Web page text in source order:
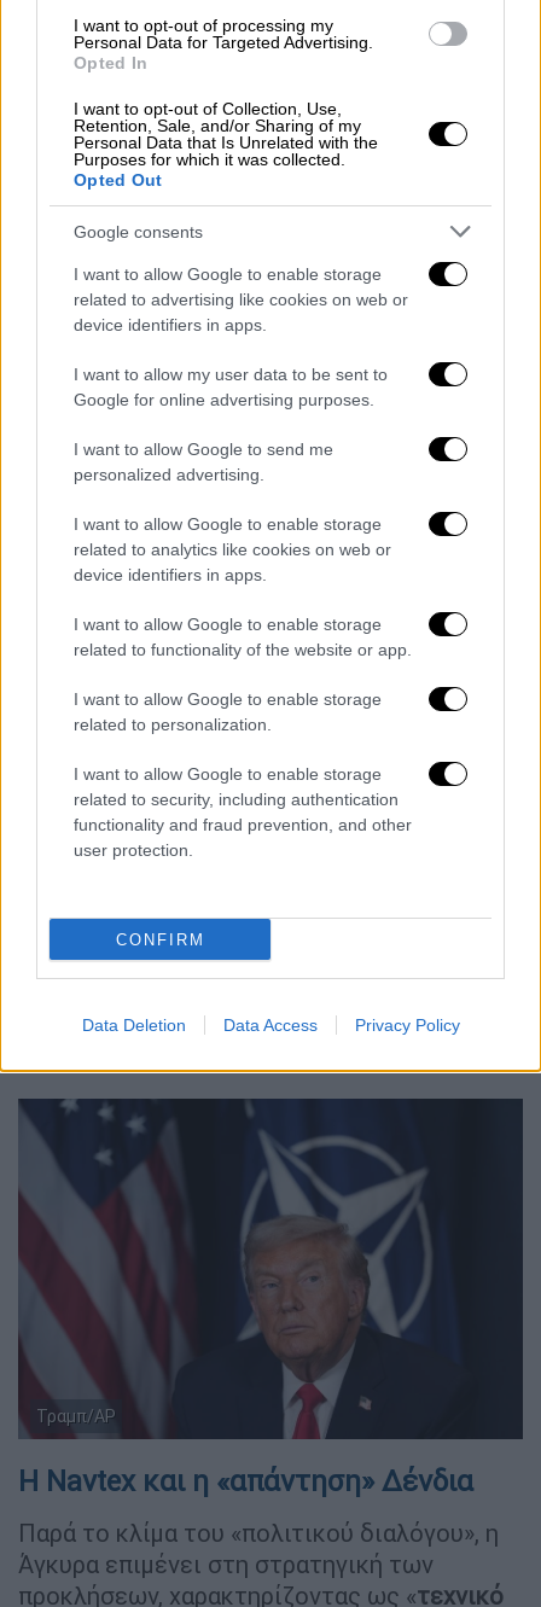
I want to opt-out of processing my
Personal Data for Targeted Advertising.
Opted In
I want to opt-out of Collection, Use,
Retention, Sale, and/or Sharing of my
Personal Data that Is Unrelated with the
Purposes for which it was collected.
Opted Out
Google consents
I want to allow Google to enable storage
related to advertising like cookies on web or
device identifiers in apps.
I want to allow my user data to be sent to
Google for online advertising purposes.
I want to allow Google to send me
personalized advertising.
I want to allow Google to enable storage
related to analytics like cookies on web or
device identifiers in apps.
I want to allow Google to enable storage
related to functionality of the website or app.
I want to allow Google to enable storage
related to personalization.
I want to allow Google to enable storage
related to security, including authentication
functionality and fraud prevention, and other
user protection.
CONFIRM
Data Deletion Data Access Privacy Policy
Κίμπερλι Γκιλφόιλ - ΗΠΑ
Ο «παράγοντας Τραμπ» και η σπουδή
για διμερή συνεννόηση
Οι εντεινόμενες φήμες για επικείμενη,
δυναμική παρέμβαση του
Ντόναλντ Τραμπ
βαθμό, τη βιασύνη των δύο πλευρών να
επιστρέψουν στο τραπέζι του διαλόγου.
διεθνώς ότι οι δίαυλοι είναι ανοιχτοί,
επιχειρώντας να ακυρώσουν κάθε πρόσχημα
έξωθεν εμπλοκή που θα μπορούσε να
τους στερήσει τον έλεγχο των εξελίξεων. Η
ελληνική ηγεσία επιμένει πως οι διμερείς
διαφορές αφορούν αποκλειστικά στις δύο
πλευρές, θέση που βρίσκει απρόσμενη
Η Άγκυρα, που παραδοσιακά απεχθάνεται τη
διεθνοποίηση των διαφορών της, ποντάρει
πολλά στον Τραμπ για άλλα κρίσιμα μέτωπα,
όπως η Συρία και η οικονομία της, και δεν
επιθυμεί να «σπαταλήσει» το διπλωματικό
της κεφάλαιοσε μια αμερικανική διαιτησία
στο Αιγαίο. Ο διάλογος αποτελεί πλέον
στρατηγική «δικλείδα» που επιτρέπει τόσο
Ταγίπ Ερντογάν να διατηρήσουν τον έλεγχο
της ατζέντας, μακριά από τις απρόβλεπτες
μπορούσαν να ανατρέψουν τις λεπτές
Τραμπ/AP
Η Navtex και η «απάντηση» Δένδια
Παρά το κλίμα του «πολιτικού διαλόγου», η
Άγκυρα επιμένει στη στρατηγική των
προκλήσεων, χαρακτηρίζοντας ως «τεχνικό